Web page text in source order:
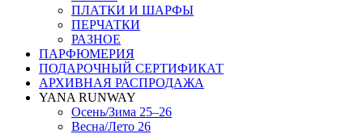
ПЛАТКИ И ШАРФЫ
ПЕРЧАТКИ
РАЗНОЕ
ПАРФЮМЕРИЯ
ПОДАРОЧНЫЙ СЕРТИФИКАТ
АРХИВНАЯ РАСПРОДАЖА
YANA RUNWAY
Осень/Зима 25–26
Весна/Лето 26